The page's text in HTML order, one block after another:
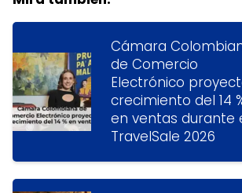
Cámara
de Comercio
Electrónico
crecimiento del 14
en ventas durante
TravelSale 2026